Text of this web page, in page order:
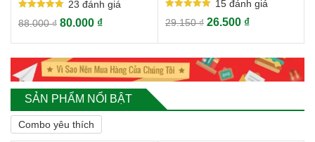
5.00
23 đánh giá
88.000₫ 80.000 ₫
5.00
15đánh giá
29.150₫ 26.500 ₫
SẢN PHẨM NỔI BẬT
Combo yêu thích